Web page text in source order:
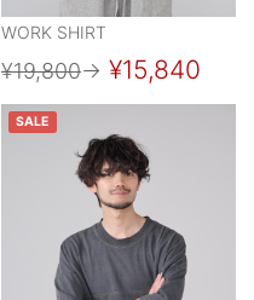
WORK SHIRT
¥19,800→ ¥15,840
SALE